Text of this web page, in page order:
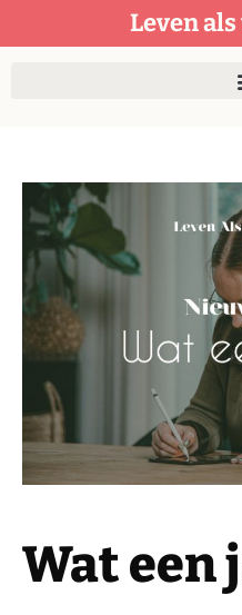
Leven
Wat een